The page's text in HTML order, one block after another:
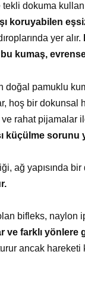
dokuma
koruyabilen
yer alır.
kumaş,
pamuklu
hoş bir
rahat pijamalar
küçülme sorunu
ağ yapısında bir
bifleks, naylon
ve farklı yönlere
ancak hareketi